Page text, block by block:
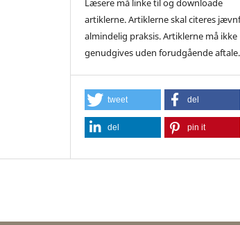
Læsere må linke til og downloade
artiklerne. Artiklerne skal citeres
almindelig praksis. Artiklerne må ikke
genudgives uden forudgående aftale.
tweet del
del pin it